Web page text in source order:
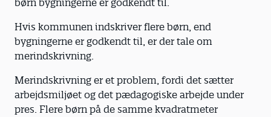
børn bygningerne er godkendt til.
Hvis kommunen indskriver flere børn, end
bygningerne er godkendt til, er der tale om
merindskrivning.
Merindskrivning er et problem, fordi det sætter
arbejdsmiljøet og det pædagogiske arbejde under
pres. Flere børn på de samme kvadratmeter